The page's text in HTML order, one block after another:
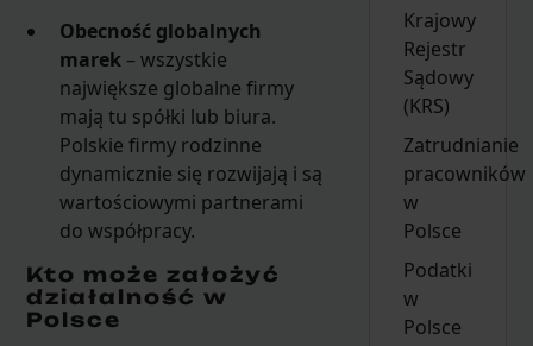
Obecność globalnych
marek – wszystkie
największe globalne firmy
mają tu spółki lub biura.
Polskie firmy rodzinne
dynamicznie się rozwijają i są
wartościowymi partnerami
do współpracy.
Kto może założyć
działalność w
Polsce
Krajowy
Rejestr
Sądowy
(KRS)
Zatrudnianie
pracowników
w
Polsce
Podatki
w
Polsce